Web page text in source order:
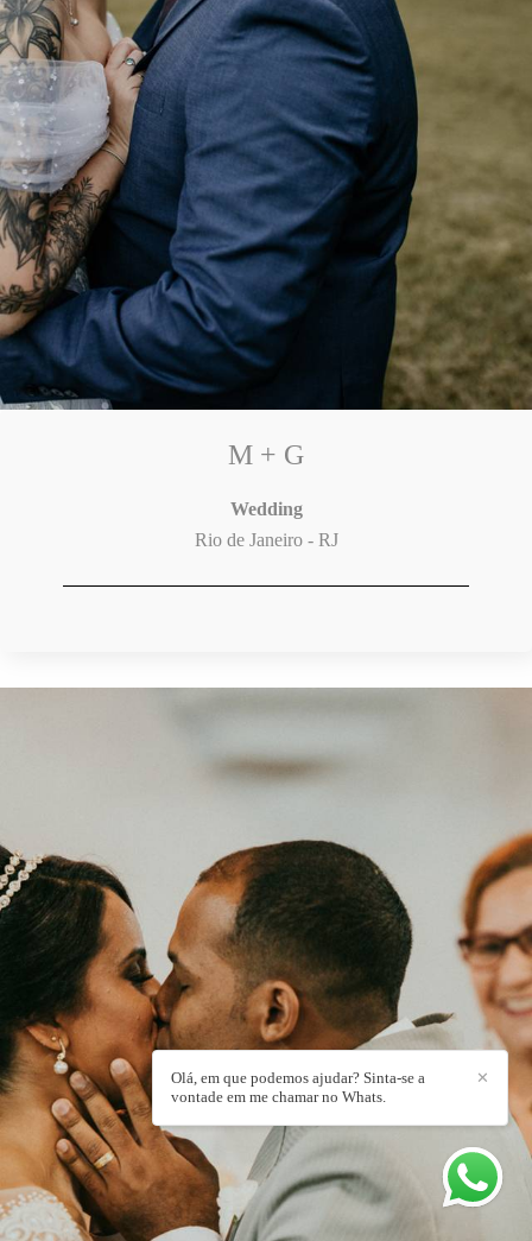
M + G
Wedding
Rio de Janeiro - RJ
✕
Olá, em que podemos ajudar? Sinta-se a
vontade em me chamar no Whats.